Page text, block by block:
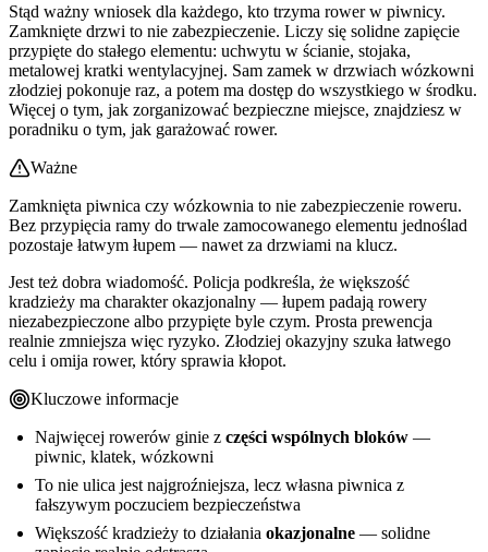
Stąd ważny wniosek dla każdego, kto trzyma rower w piwnicy.
Zamknięte drzwi to nie zabezpieczenie. Liczy się solidne zapięcie
przypięte do stałego elementu: uchwytu w ścianie, stojaka,
metalowej kratki wentylacyjnej. Sam zamek w drzwiach wózkowni
złodziej pokonuje raz, a potem ma dostęp do wszystkiego w środku.
Więcej o tym, jak zorganizować bezpieczne miejsce, znajdziesz w
poradniku o tym, jak garażować rower.
Ważne
Zamknięta piwnica czy wózkownia to nie zabezpieczenie roweru.
Bez przypięcia ramy do trwale zamocowanego elementu jednoślad
pozostaje łatwym łupem — nawet za drzwiami na klucz.
Jest też dobra wiadomość. Policja podkreśla, że większość
kradzieży ma charakter okazjonalny — łupem padają rowery
niezabezpieczone albo przypięte byle czym. Prosta prewencja
realnie zmniejsza więc ryzyko. Złodziej okazyjny szuka łatwego
celu i omija rower, który sprawia kłopot.
Kluczowe informacje
Najwięcej rowerów ginie z części wspólnych bloków —
piwnic, klatek, wózkowni
To nie ulica jest najgroźniejsza, lecz własna piwnica z
fałszywym poczuciem bezpieczeństwa
Większość kradzieży to działania okazjonalne — solidne